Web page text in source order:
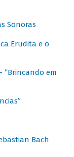
Sonoras
Erudita e o
“Brincando em
Bach